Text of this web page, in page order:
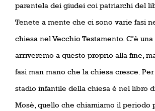
parentela dei giudei coi patriarchi del
Tenete a mente che ci sono varie fasi
chiesa nel Vecchio Testamento. C’è
arriveremo a questo proprio alla fine,
fasi man mano che la chiesa cresce.
stadio infantile della chiesa è nel libro
Mosè, quello che chiamiamo il periodo